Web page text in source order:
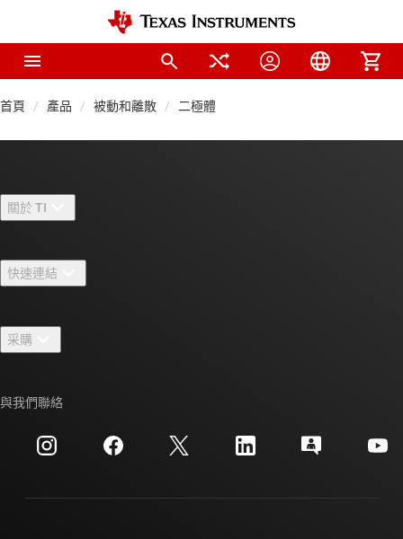
首頁 產品 被動和離散 二極體
關於 TI
人才招募
新聞室
活動
投資人關系
快速連結
TI E2E™ 設計支援論壇
交互參考搜索
客戶支援中心
采購
訂購 FAQ
與我們聯絡